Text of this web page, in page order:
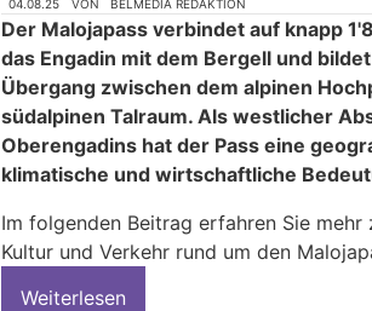
04.08.25 VON BELMEDIA REDAKTION
Der Malojapass verbindet auf knapp
das Engadin mit dem Bergell und
Übergang zwischen dem alpinen
südalpinen Talraum. Als westlicher
Oberengadins hat der Pass eine
klimatische und wirtschaftliche
Im folgenden Beitrag erfahren Sie mehr
Kultur und Verkehr rund um den
Weiterlesen